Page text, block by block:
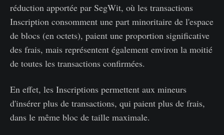
réduction apportée par SegWit, où les transactions
Inscription consomment une part minoritaire de l'espace
de blocs (en octets), paient une proportion significative
des frais, mais représentent également environ la moitié
de toutes les transactions confirmées.
En effet, les Inscriptions permettent aux mineurs
d'insérer plus de transactions, qui paient plus de frais,
dans le même bloc de taille maximale.